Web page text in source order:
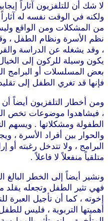
لا شك أن للتلفزيون آثاراً
ولكنه في الوقت نفسه له
من المشكلات ومن الواقع
نظم الأسرة ونظام الطفل
، وقد يشغله عن الدراسة
يكون وسيلة للركون إلى
بعض المسلسلات أو البرامج
فإنها قد تغري الطفل إلى
ومن أخطار التلفزيون أيضاً أن
، فيشاهدوا موضوعات تخص
الطفولة ومشكلاتها . ويسهم
والحوار بين أفراد الأسرة ،
البرامج ، ولا تتدخل رغبته
متلقياً منفعلاً لا فاعلاً .
ونشير أيضاً إلى الخطر البالغ
فهي تثير الطفل وتجعله يقلد
إخوته ، كما أن تأجيل العبرة
أهميتها التربوية ، فليس